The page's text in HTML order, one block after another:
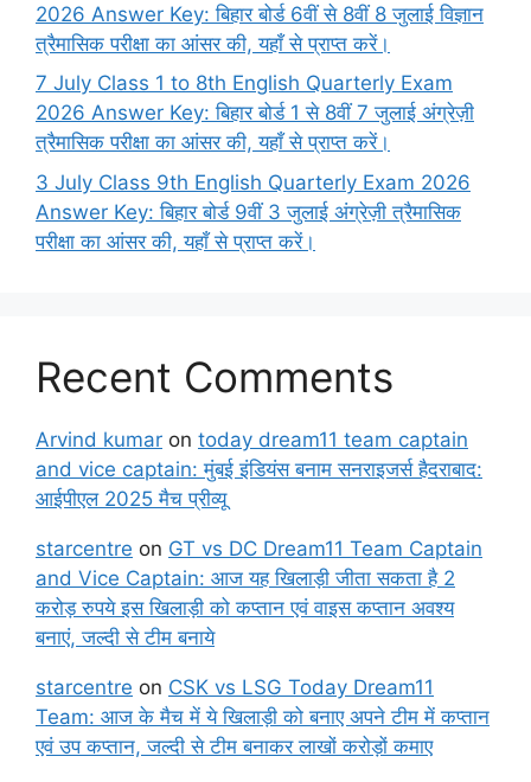
2026 Answer Key: बिहार बोर्ड 6वीं से 8वीं 8 जुलाई विज्ञान
त्रैमासिक परीक्षा का आंसर की, यहाँ से प्राप्त करें।
7 July Class 1 to 8th English Quarterly Exam
2026 Answer Key: बिहार बोर्ड 1 से 8वीं 7 जुलाई अंग्रेज़ी
त्रैमासिक परीक्षा का आंसर की, यहाँ से प्राप्त करें।
3 July Class 9th English Quarterly Exam 2026
Answer Key: बिहार बोर्ड 9वीं 3 जुलाई अंग्रेज़ी त्रैमासिक
परीक्षा का आंसर की, यहाँ से प्राप्त करें।
Recent Comments
Arvind kumar on today dream11 team captain
and vice captain: मुंबई इंडियंस बनाम सनराइजर्स हैदराबाद:
आईपीएल 2025 मैच प्रीव्यू
starcentre on GT vs DC Dream11 Team Captain
and Vice Captain: आज यह खिलाड़ी जीता सकता है 2
करोड़ रुपये इस खिलाड़ी को कप्तान एवं वाइस कप्तान अवश्य
बनाएं, जल्दी से टीम बनाये
starcentre on CSK vs LSG Today Dream11
Team: आज के मैच में ये खिलाड़ी को बनाए अपने टीम में कप्तान
एवं उप कप्तान, जल्दी से टीम बनाकर लाखों करोड़ों कमाए